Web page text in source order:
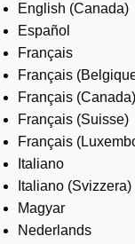
English (Canada)
Español
Français
Français
Français (Canada)
Français (Suisse)
Français
Italiano
Italiano (Svizzera)
Magyar
Nederlands